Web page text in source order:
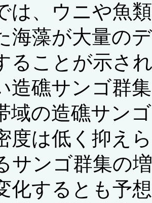
は、ウニや魚
海藻が大量の
ることが示さ
造礁サンゴ群
域の造礁サン
度は低く抑え
サンゴ群集の
化するとも予